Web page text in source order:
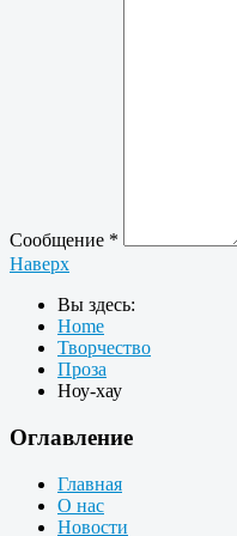
Сообщение *
Наверх
Вы здесь:
Home
Творчество
Проза
Ноу-хау
Оглавление
Главная
О нас
Новости